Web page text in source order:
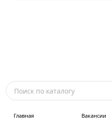
Главная Вакансии